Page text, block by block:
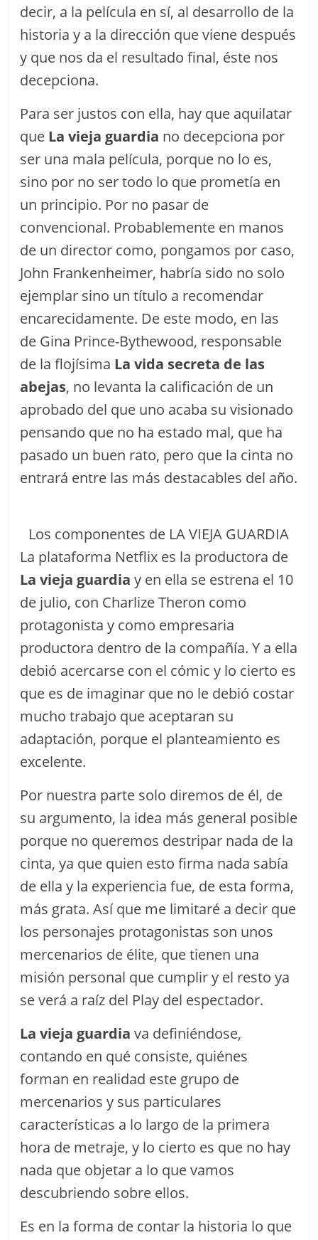
decir, a la película en sí, al desarrollo de la
historia y a la dirección que viene después
y que nos da el resultado final, éste nos
decepciona.
Para ser justos con ella, hay que aquilatar
que La vieja guardia no decepciona por
ser una mala película, porque no lo es,
sino por no ser todo lo que prometía en
un principio. Por no pasar de
convencional. Probablemente en manos
de un director como, pongamos por caso,
John Frankenheimer, habría sido no solo
ejemplar sino un título a recomendar
encarecidamente. De este modo, en las
de Gina Prince-Bythewood, responsable
de la flojísima La vida secreta de las
abejas, no levanta la calificación de un
aprobado del que uno acaba su visionado
pensando que no ha estado mal, que ha
pasado un buen rato, pero que la cinta no
entrará entre las más destacables del año.
Los componentes de LA VIEJA GUARDIA
La plataforma Netflix es la productora de
La vieja guardia y en ella se estrena el 10
de julio, con Charlize Theron como
protagonista y como empresaria
productora dentro de la compañía. Y a ella
debió acercarse con el cómic y lo cierto es
que es de imaginar que no le debió costar
mucho trabajo que aceptaran su
adaptación, porque el planteamiento es
excelente.
Por nuestra parte solo diremos de él, de
su argumento, la idea más general posible
porque no queremos destripar nada de la
cinta, ya que quien esto firma nada sabía
de ella y la experiencia fue, de esta forma,
más grata. Así que me limitaré a decir que
los personajes protagonistas son unos
mercenarios de élite, que tienen una
misión personal que cumplir y el resto ya
se verá a raíz del Play del espectador.
La vieja guardia va definiéndose,
contando en qué consiste, quiénes
forman en realidad este grupo de
mercenarios y sus particulares
características a lo largo de la primera
hora de metraje, y lo cierto es que no hay
nada que objetar a lo que vamos
descubriendo sobre ellos.
Es en la forma de contar la historia lo que